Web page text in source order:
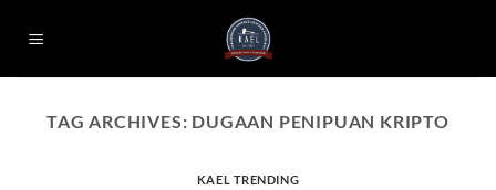
TAG ARCHIVES: DUGAAN PENIPUAN KRIPTO
KAEL TRENDING